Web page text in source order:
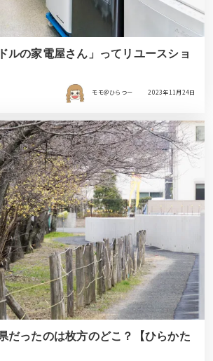
ルの家電屋さん」ってリユースショ
モモ＠ひらつー 2023年11月24日
だったのは枚方のどこ？【ひらかた